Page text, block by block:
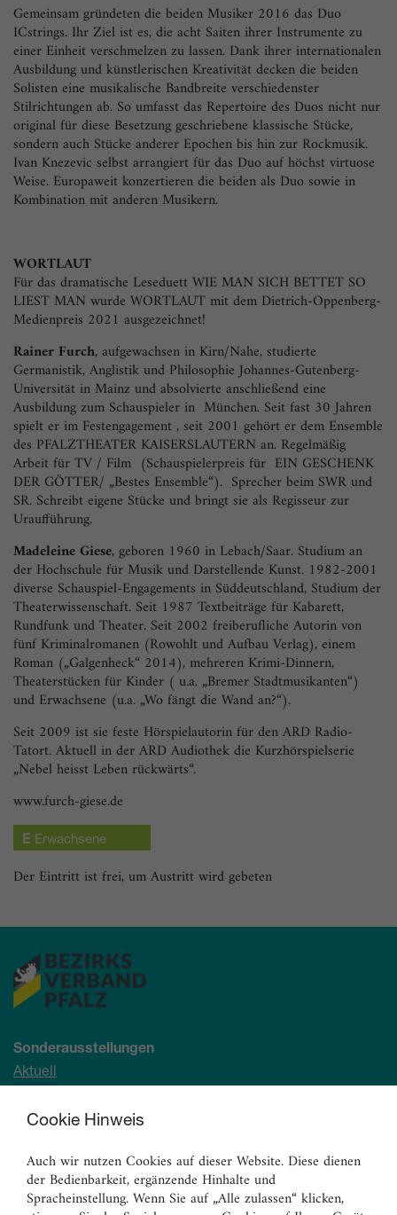
Gemeinsam gründeten die beiden Musiker 2016 das Duo
ICstrings. Ihr Ziel ist es, die acht Saiten ihrer Instrumente zu
einer Einheit verschmelzen zu lassen. Dank ihrer internationalen
Ausbildung und künstlerischen Kreativität decken die beiden
Solisten eine musikalische Bandbreite verschiedenster
Stilrichtungen ab. So umfasst das Repertoire des Duos nicht nur
original für diese Besetzung geschriebene klassische Stücke,
sondern auch Stücke anderer Epochen bis hin zur Rockmusik.
Ivan Knezevic selbst arrangiert für das Duo auf höchst virtuose
Weise. Europaweit konzertieren die beiden als Duo sowie in
Kombination mit anderen Musikern.
WORTLAUT
Für das dramatische Leseduett WIE MAN SICH BETTET SO
LIEST MAN wurde WORTLAUT mit dem Dietrich-Oppenberg-
Medienpreis 2021 ausgezeichnet!
Rainer Furch, aufgewachsen in Kirn/Nahe, studierte
Germanistik, Anglistik und Philosophie Johannes-Gutenberg-
Universität in Mainz und absolvierte anschließend eine
Ausbildung zum Schauspieler in München. Seit fast 30 Jahren
spielt er im Festengagement , seit 2001 gehört er dem Ensemble
des PFALZTHEATER KAISERSLAUTERN an. Regelmäßig
Arbeit für TV / Film (Schauspielerpreis für EIN GESCHENK
DER GÖTTER/ „Bestes Ensemble“). Sprecher beim SWR und
SR. Schreibt eigene Stücke und bringt sie als Regisseur zur
Uraufführung.
Madeleine Giese, geboren 1960 in Lebach/Saar. Studium an
der Hochschule für Musik und Darstellende Kunst. 1982-2001
diverse Schauspiel-Engagements in Süddeutschland, Studium der
Theaterwissenschaft. Seit 1987 Textbeiträge für Kabarett,
Rundfunk und Theater. Seit 2002 freiberufliche Autorin von
fünf Kriminalromanen (Rowohlt und Aufbau Verlag), einem
Roman („Galgenheck“ 2014), mehreren Krimi-Dinnern,
Theaterstücken für Kinder ( u.a. „Bremer Stadtmusikanten“)
und Erwachsene (u.a. „Wo fängt die Wand an?“).
Seit 2009 ist sie feste Hörspielautorin für den ARD Radio-
Tatort. Aktuell in der ARD Audiothek die Kurzhörspielserie
„Nebel heisst Leben rückwärts“.
www.furch-giese.de
Erwachsene
Der Eintritt ist frei, um Austritt wird gebeten
Sonderausstellungen
Aktuell
Archiv
Ständige Sammlung
Malerei
Skulpturen
Cookie Hinweis
Auch wir nutzen Cookies auf dieser Website. Diese dienen
der Bedienbarkeit, ergänzende Hinhalte und
Spracheinstellung. Wenn Sie auf „Alle zulassen“ klicken,